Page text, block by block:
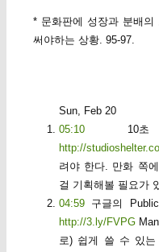
* 문화판에 성장과 분배
써야하는 상황. 95-97.
Sun, Feb 20
05:10
10
http://
려야 한다. 만화 쪽
걸 기획해볼 필요가
04:59 구글의
http://3.ly/FVPG
로) 쉽게 쓸 수 있는